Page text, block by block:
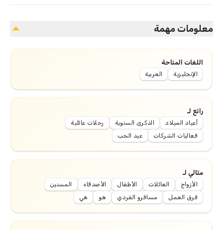
معلومات مهمة
اللغات المتاحة
الإنجليزية العربية
رائع لـ
أعياد الميلاد الذكرى السنوية
رحلات عائلية
فعاليات الشركات
عيد الحب
مثالي لـ
الأزواج العائلات الأطفال الأصدقاء
المسنين
فرق العمل
مسافرو الفردي هو هي